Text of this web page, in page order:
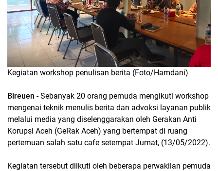
Kegiatan workshop penulisan berita (Foto/Hamdani)
Bireuen - Sebanyak 20 orang pemuda mengikuti workshop
mengenai teknik menulis berita dan advoksi layanan publik
melalui media yang diselenggarakan oleh Gerakan Anti
Korupsi Aceh (GeRak Aceh) yang bertempat di ruang
pertemuan salah satu cafe setempat Jumat, (13/05/2022).
Kegiatan tersebut diikuti oleh beberapa perwakilan pemuda